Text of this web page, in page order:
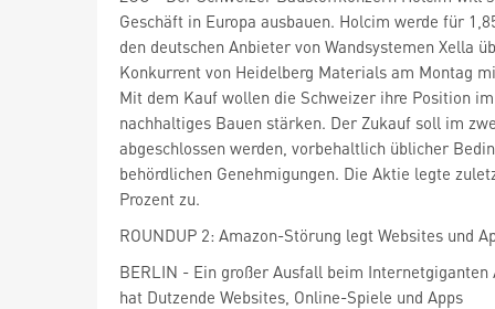
Geschäft in Europa ausbauen. Holcim werde für
den deutschen Anbieter von Wandsystemen Xella
Konkurrent von Heidelberg Materials am Montag
Mit dem Kauf wollen die Schweizer ihre Position
nachhaltiges Bauen stärken. Der Zukauf soll im
abgeschlossen werden, vorbehaltlich üblicher
behördlichen Genehmigungen. Die Aktie legte
Prozent zu.
ROUNDUP 2: Amazon-Störung legt Websites und
hat Dutzende Websites, Online-Spiele und Apps